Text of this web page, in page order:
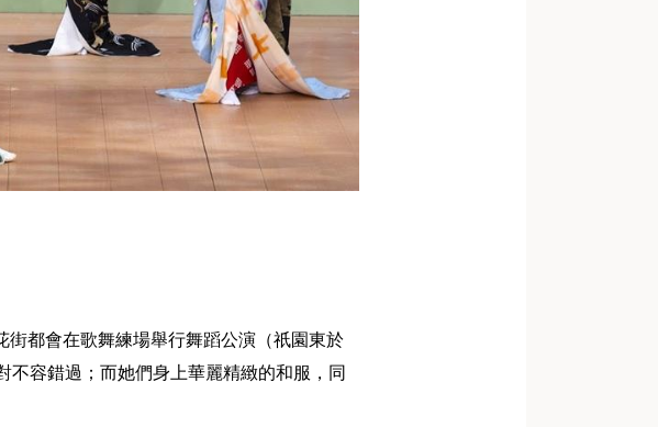
都會在歌舞練場舉行舞蹈公演（祇園東於
容錯過；而她們身上華麗精緻的和服，同